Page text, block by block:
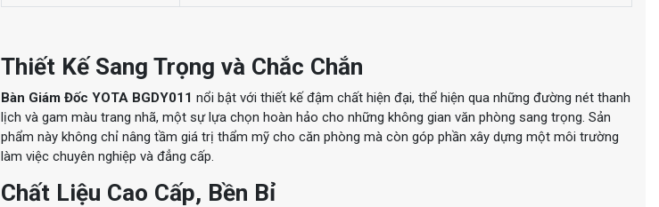
Thiết Kế Sang Trọng và Chắc Chắn
Bàn Giám Đốc YOTA BGDY011 nổi bật với thiết kế đậm chất hiện đại, thể hiện qua những đường nét thanh
lịch và gam màu trang nhã, một sự lựa chọn hoàn hảo cho những không gian văn phòng sang trọng. Sản
phẩm này không chỉ nâng tầm giá trị thẩm mỹ cho căn phòng mà còn góp phần xây dựng một môi trường
làm việc chuyên nghiệp và đẳng cấp.
Chất Liệu Cao Cấp, Bền Bỉ